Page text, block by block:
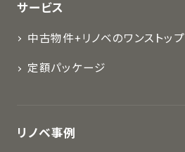
サービス
中古物件+リノベのワンストップ
定額パッケージ
リノベ事例